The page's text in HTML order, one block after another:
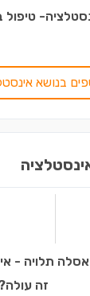
טיפול
בנושא
תלויה -
זה